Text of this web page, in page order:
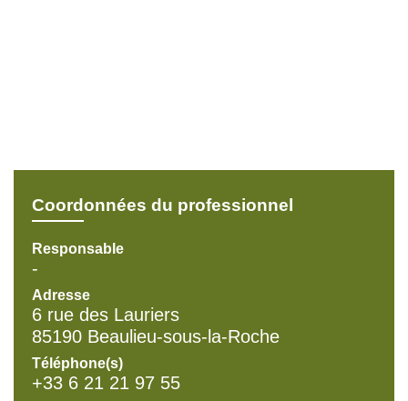
Coordonnées du professionnel
Responsable
-
Adresse
6 rue des Lauriers
85190 Beaulieu-sous-la-Roche
Téléphone(s)
+33 6 21 21 97 55